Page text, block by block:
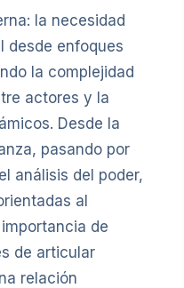
la necesidad
desde enfoques
la complejidad
actores y la
Desde la
pasando por
análisis del poder,
al
de
de articular
relación